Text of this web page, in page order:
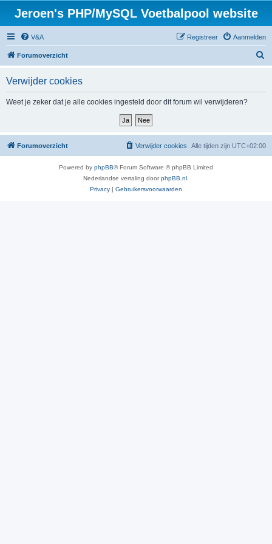
Jeroen's PHP/MySQL Voetbalpool website
V&A Aanmelden
Registreer
Forumoverzicht
Verwijder cookies
Weet je zeker dat je alle cookies ingesteld door dit forum wil verwijderen?
Forumoverzicht Alle tijden zijn UTC+02:00
Verwijder cookies
Powered by phpBB® Forum Software © phpBB Limited
Nederlandse vertaling doorphpBB.nl
Privacy | Gebruikersvoorwaarden